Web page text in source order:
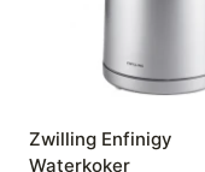
Zwilling Enfinigy
Waterkoker